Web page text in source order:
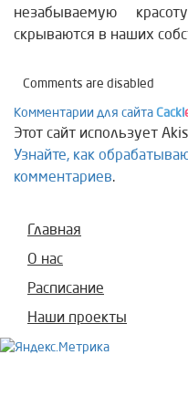
незабываемую
скрываются в наших
Comments are disabled
Комментарии для сайта Cackl
Этот сайт использует
Узнайте, как
комментариев.
Главная
О нас
Расписание
Наши проекты